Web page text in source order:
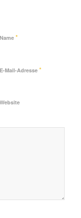
Name *
E-Mail-Adresse *
Website